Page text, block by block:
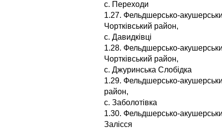
с. Переходи
1.27. Фельдшерсько-
Чортківський район,
с. Давидківці
1.28. Фельдшерсько-
Чортківський район,
с. Джуринська Слобідка
1.29. Фельдшерсько-
район,
с. Заболотівка
1.30. Фельдшерсько-
Залісся